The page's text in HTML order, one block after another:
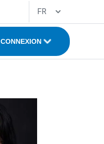
FR
CONNEXION